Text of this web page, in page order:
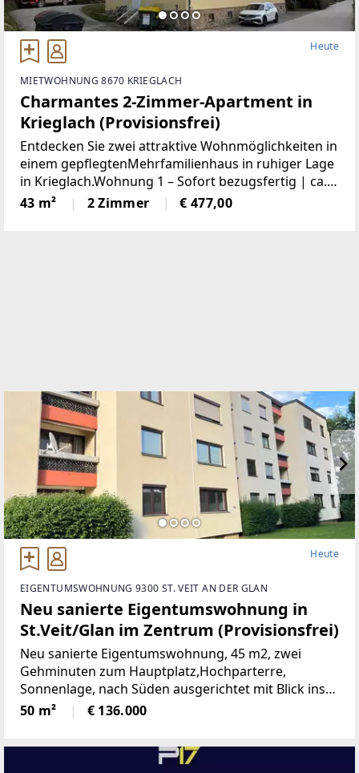
Heute
MIETWOHNUNG 8670 KRIEGLACH
Charmantes 2-Zimmer-Apartment in
Krieglach (Provisionsfrei)
Entdecken Sie zwei attraktive Wohnmöglichkeiten in
einem gepflegtenMehrfamilienhaus in ruhiger Lage
in Krieglach.Wohnung 1 – Sofort bezugsfertig | ca.
480 € BruttoFrisch und wie neu: Diese 43 m² große
Wohnung wurde komplett saniert. NeueKüche,
43 m² 2 Zimmer € 477,00
Heute
EIGENTUMSWOHNUNG 9300 ST. VEIT AN DER GLAN
Neu sanierte Eigentumswohnung in
St.Veit/Glan im Zentrum (Provisionsfrei)
Neu sanierte Eigentumswohnung, 45 m2, zwei
Gehminuten zum Hauptplatz,Hochparterre,
Sonnenlage, nach Süden ausgerichtet mit Blick ins
Grüne, mangelangt über nur 4 Stufen in die
Wohnung, Kindergarten, Volksschule,Mittelschule,
50 m² € 136.000